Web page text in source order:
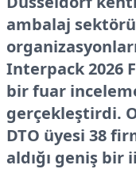
ambalaj
Interpack 2026
bir fuar
gerçekleştirdi.
DTO üyesi 38
aldığı geniş bir